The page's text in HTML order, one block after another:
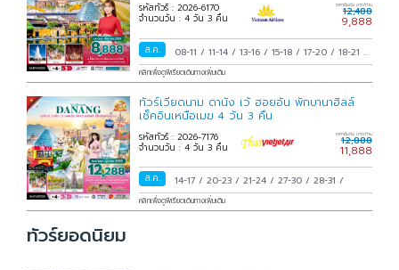
รหัสทัวร์ : 2026-6170
จำนวนวัน : 4 วัน 3 คืน
ราคาเริ่มต้น บาท/ท่าน
12,488
9,888
ส.ค. 08-11/11-14/13-16/15-18/17-20/18-21/
20-23/22-25
คลิกเพื่อดูพีเรียดเดินทางเพิ่มเติม
ทัวร์เวียดนาม ดานัง เว้ ฮอยอัน พักบานาฮิลล์
เช็คอินเหนือเมฆ 4 วัน 3 คืน
รหัสทัวร์ : 2026-7176
จำนวนวัน : 4 วัน 3 คืน
ราคาเริ่มต้น บาท/ท่าน
12,888
11,888
ส.ค. 14-17/20-23/21-24/27-30/28-31/
คลิกเพื่อดูพีเรียดเดินทางเพิ่มเติม
ทัวร์ยอดนิยม